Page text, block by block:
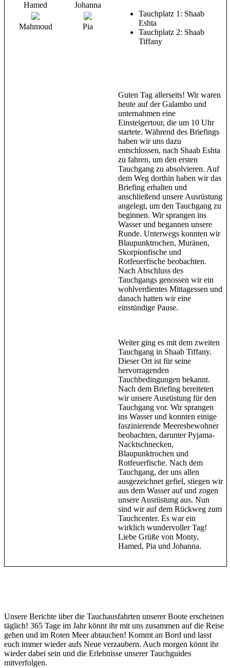
Hamed Johanna
Mahmoud Pia
Tauchplatz 1: Shaab
Eshta
Tauchplatz 2: Shaab
Tiffany
Guten Tag allerseits! Wir waren
heute auf der Galambo und
unternahmen eine
Einsteigertour, die um 10 Uhr
startete. Während des Briefings
haben wir uns dazu
entschlossen, nach Shaab Eshta
zu fahren, um den ersten
Tauchgang zu absolvieren. Auf
dem Weg dorthin haben wir das
Briefing erhalten und
anschließend unsere Ausrüstung
angelegt, um den Tauchgang zu
beginnen. Wir sprangen ins
Wasser und begannen unsere
Runde. Unterwegs konnten wir
Blaupunktrochen, Muränen,
Skorpionfische und
Rotfeuerfische beobachten.
Nach Abschluss des
Tauchgangs genossen wir ein
wohlverdientes Mittagessen und
danach hatten wir eine
einstündige Pause.
Weiter ging es mit dem zweiten
Tauchgang in Shaab Tiffany.
Dieser Ort ist für seine
hervorragenden
Tauchbedingungen bekannt.
Nach dem Briefing bereiteten
wir unsere Ausrüstung für den
Tauchgang vor. Wir sprangen
ins Wasser und konnten einige
faszinierende Meeresbewohner
beobachten, darunter Pyjama-
Nacktschnecken,
Blaupunktrochen und
Rotfeuerfische. Nach dem
Tauchgang, der uns allen
ausgezeichnet gefiel, stiegen wir
aus dem Wasser auf und zogen
unsere Ausrüstung aus. Nun
sind wir auf dem Rückweg zum
Tauchcenter. Es war ein
wirklich wundervoller Tag!
Liebe Grüße von Monty,
Hamed, Pia und Johanna.
Unsere Berichte über die Tauchausfahrten unserer Boote erscheinen
täglich! 365 Tage im Jahr könnt ihr mit uns zusammen auf die Reise
gehen und im Roten Meer abtauchen! Kommt an Bord und lasst
euch immer wieder aufs Neue verzaubern. Auch morgen könnt ihr
wieder dabei sein und die Erlebnisse unserer Tauchguides
mitverfolgen.